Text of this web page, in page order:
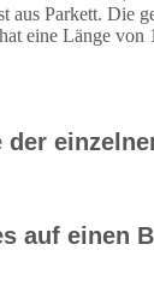
aus Parkett. Die
eine Länge von
der
auf einen